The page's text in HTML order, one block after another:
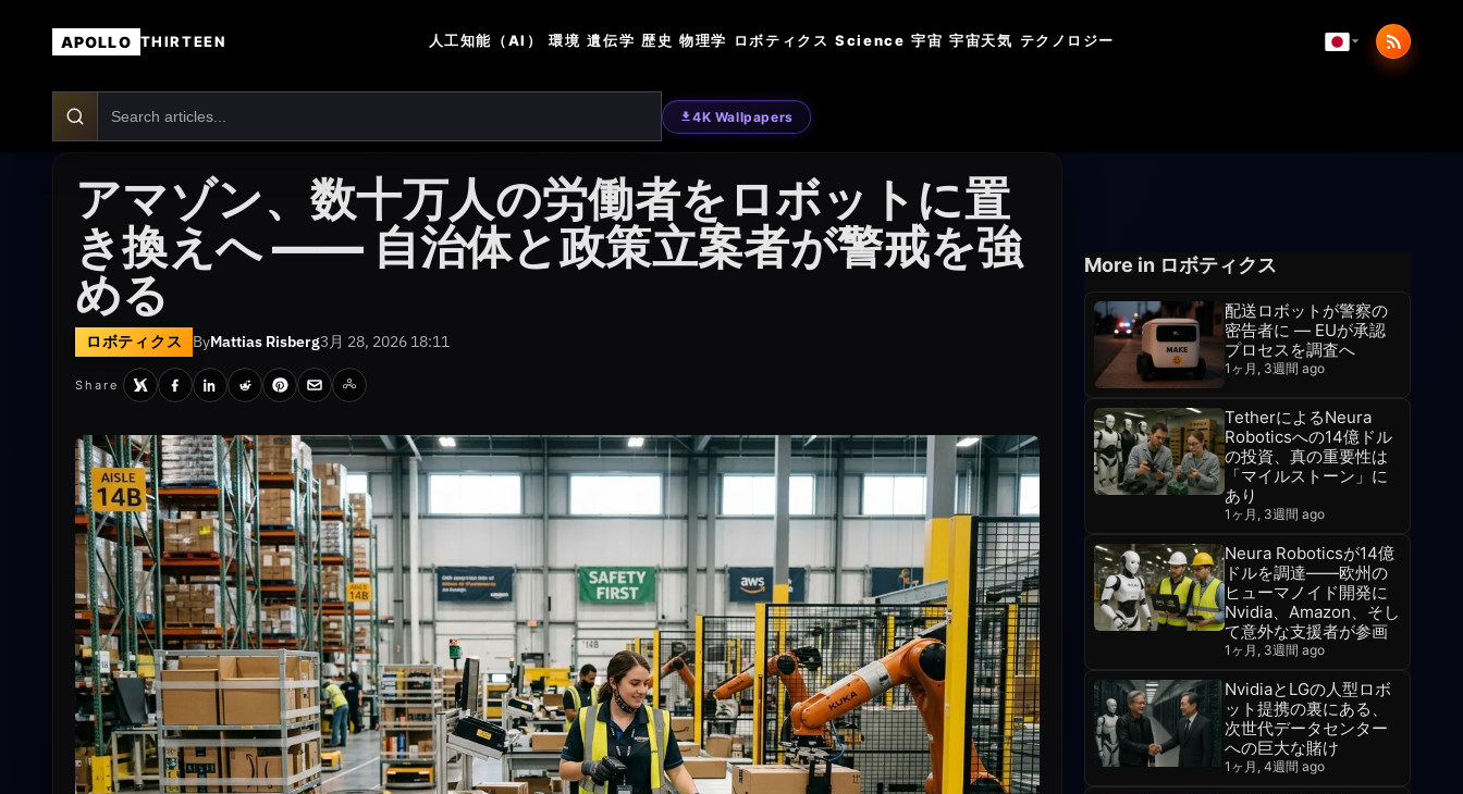
APOLLO THIRTEEN 人工知能（AI） 環境 遺伝学 歴史 物理学 ロボティクス Science 宇宙 宇宙天気 テクノロジー
4K Wallpapers
アマゾン、数十万人の労働者をロボットに置
き換えへ —— 自治体と政策立案者が警戒を強
める
ロボティクス ByMattias Risberg3月 28, 2026 18:11
Share
More in ロボティクス
配送ロボットが警察の
密告者に — EUが承認
プロセスを調査へ
1ヶ月, 3週間 ago
TetherによるNeura
Roboticsへの14億ドル
の投資、真の重要性は
「マイルストーン」に
あり
1ヶ月, 3週間 ago
Neura Roboticsが14億
ドルを調達――欧州の
ヒューマノイド開発に
Nvidia、Amazon、そし
て意外な支援者が参画
1ヶ月, 3週間 ago
NvidiaとLGの人型ロボ
ット提携の裏にある、
次世代データセンター
への巨大な賭け
1ヶ月, 4週間 ago